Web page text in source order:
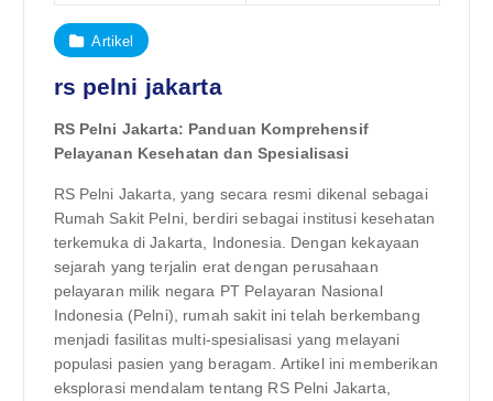
Artikel
rs pelni jakarta
RS Pelni Jakarta: Panduan Komprehensif
Pelayanan Kesehatan dan Spesialisasi
RS Pelni Jakarta, yang secara resmi dikenal sebagai
Rumah Sakit Pelni, berdiri sebagai institusi kesehatan
terkemuka di Jakarta, Indonesia. Dengan kekayaan
sejarah yang terjalin erat dengan perusahaan
pelayaran milik negara PT Pelayaran Nasional
Indonesia (Pelni), rumah sakit ini telah berkembang
menjadi fasilitas multi-spesialisasi yang melayani
populasi pasien yang beragam. Artikel ini memberikan
eksplorasi mendalam tentang RS Pelni Jakarta,